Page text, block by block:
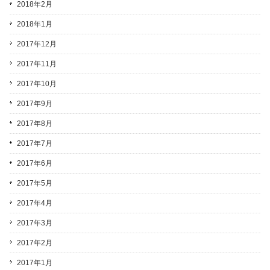
2018年2月
2018年1月
2017年12月
2017年11月
2017年10月
2017年9月
2017年8月
2017年7月
2017年6月
2017年5月
2017年4月
2017年3月
2017年2月
2017年1月